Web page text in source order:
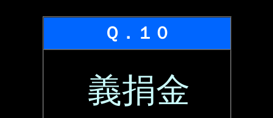
Ｑ．１０
義捐金